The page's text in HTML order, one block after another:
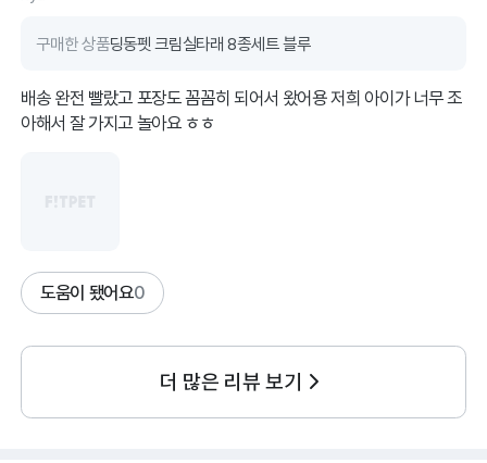
구매한 상품딩동펫 크림실타래 8종세트 블루
배송 완전 빨랐고 포장도 꼼꼼히 되어서 왔어용 저희 아이가 너무 조
아해서 잘 가지고 놀아요 ㅎㅎ
도움이 됐어요0
더 많은 리뷰 보기